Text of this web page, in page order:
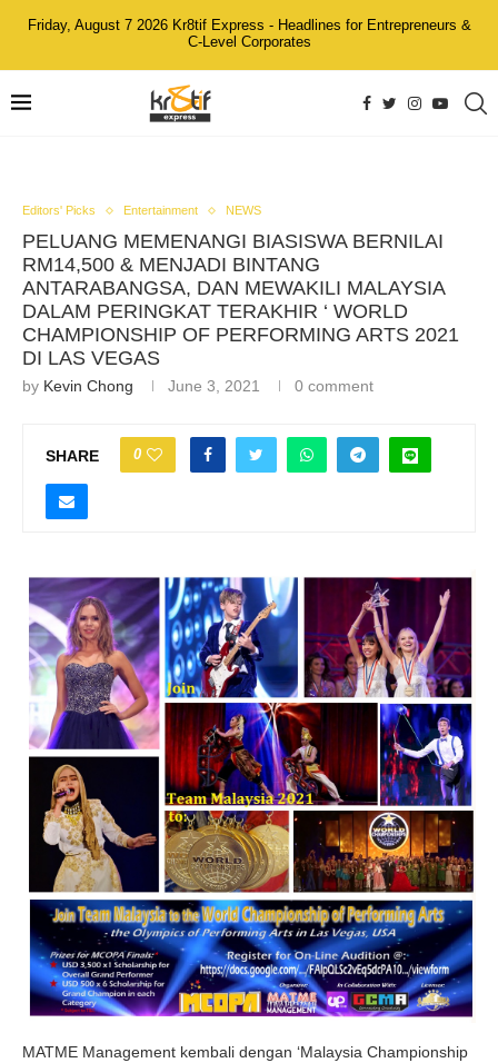
Friday, August 7 2026 Kr8tif Express - Headlines for Entrepreneurs &
C-Level Corporates
Editors' Picks Entertainment NEWS
PELUANG MEMENANGI BIASISWA BERNILAI
RM14,500 & MENJADI BINTANG
ANTARABANGSA, DAN MEWAKILI MALAYSIA
DALAM PERINGKAT TERAKHIR ‘ WORLD
CHAMPIONSHIP OF PERFORMING ARTS 2021
DI LAS VEGAS
by Kevin Chong June 3, 2021 0 comment
SHARE 0
MATME Management kembali dengan ‘Malaysia Championship